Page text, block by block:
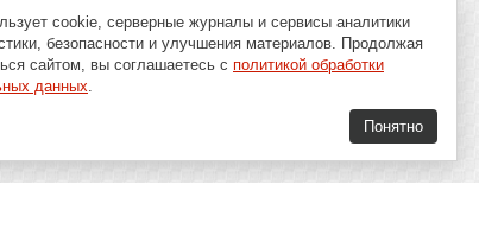
cookie, серверные журналы и сервисы аналитики
безопасности и улучшения материалов. Продолжая
сайтом, вы соглашаетесь с политикой обработки
данных.
Понятно